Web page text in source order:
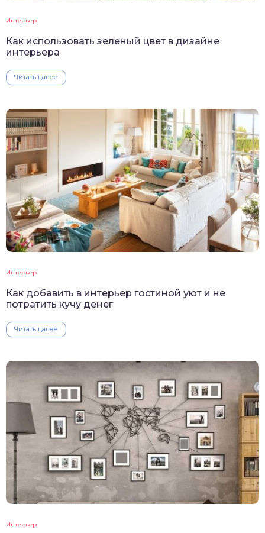
Интерьер
Как использовать зеленый цвет в дизайне
интерьера
Читать далее
Интерьер
Как добавить в интерьер гостиной уют и не
потратить кучу денег
Читать далее
Интерьер